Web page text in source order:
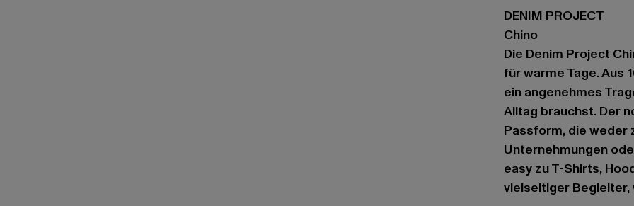
DENIM PROJECT
Chino
Die Denim Project
für warme Tage. Aus
ein angenehmes
Alltag brauchst. Der
Passform, die weder
Unternehmungen
easy zu T-Shirts,
vielseitiger Begleiter,